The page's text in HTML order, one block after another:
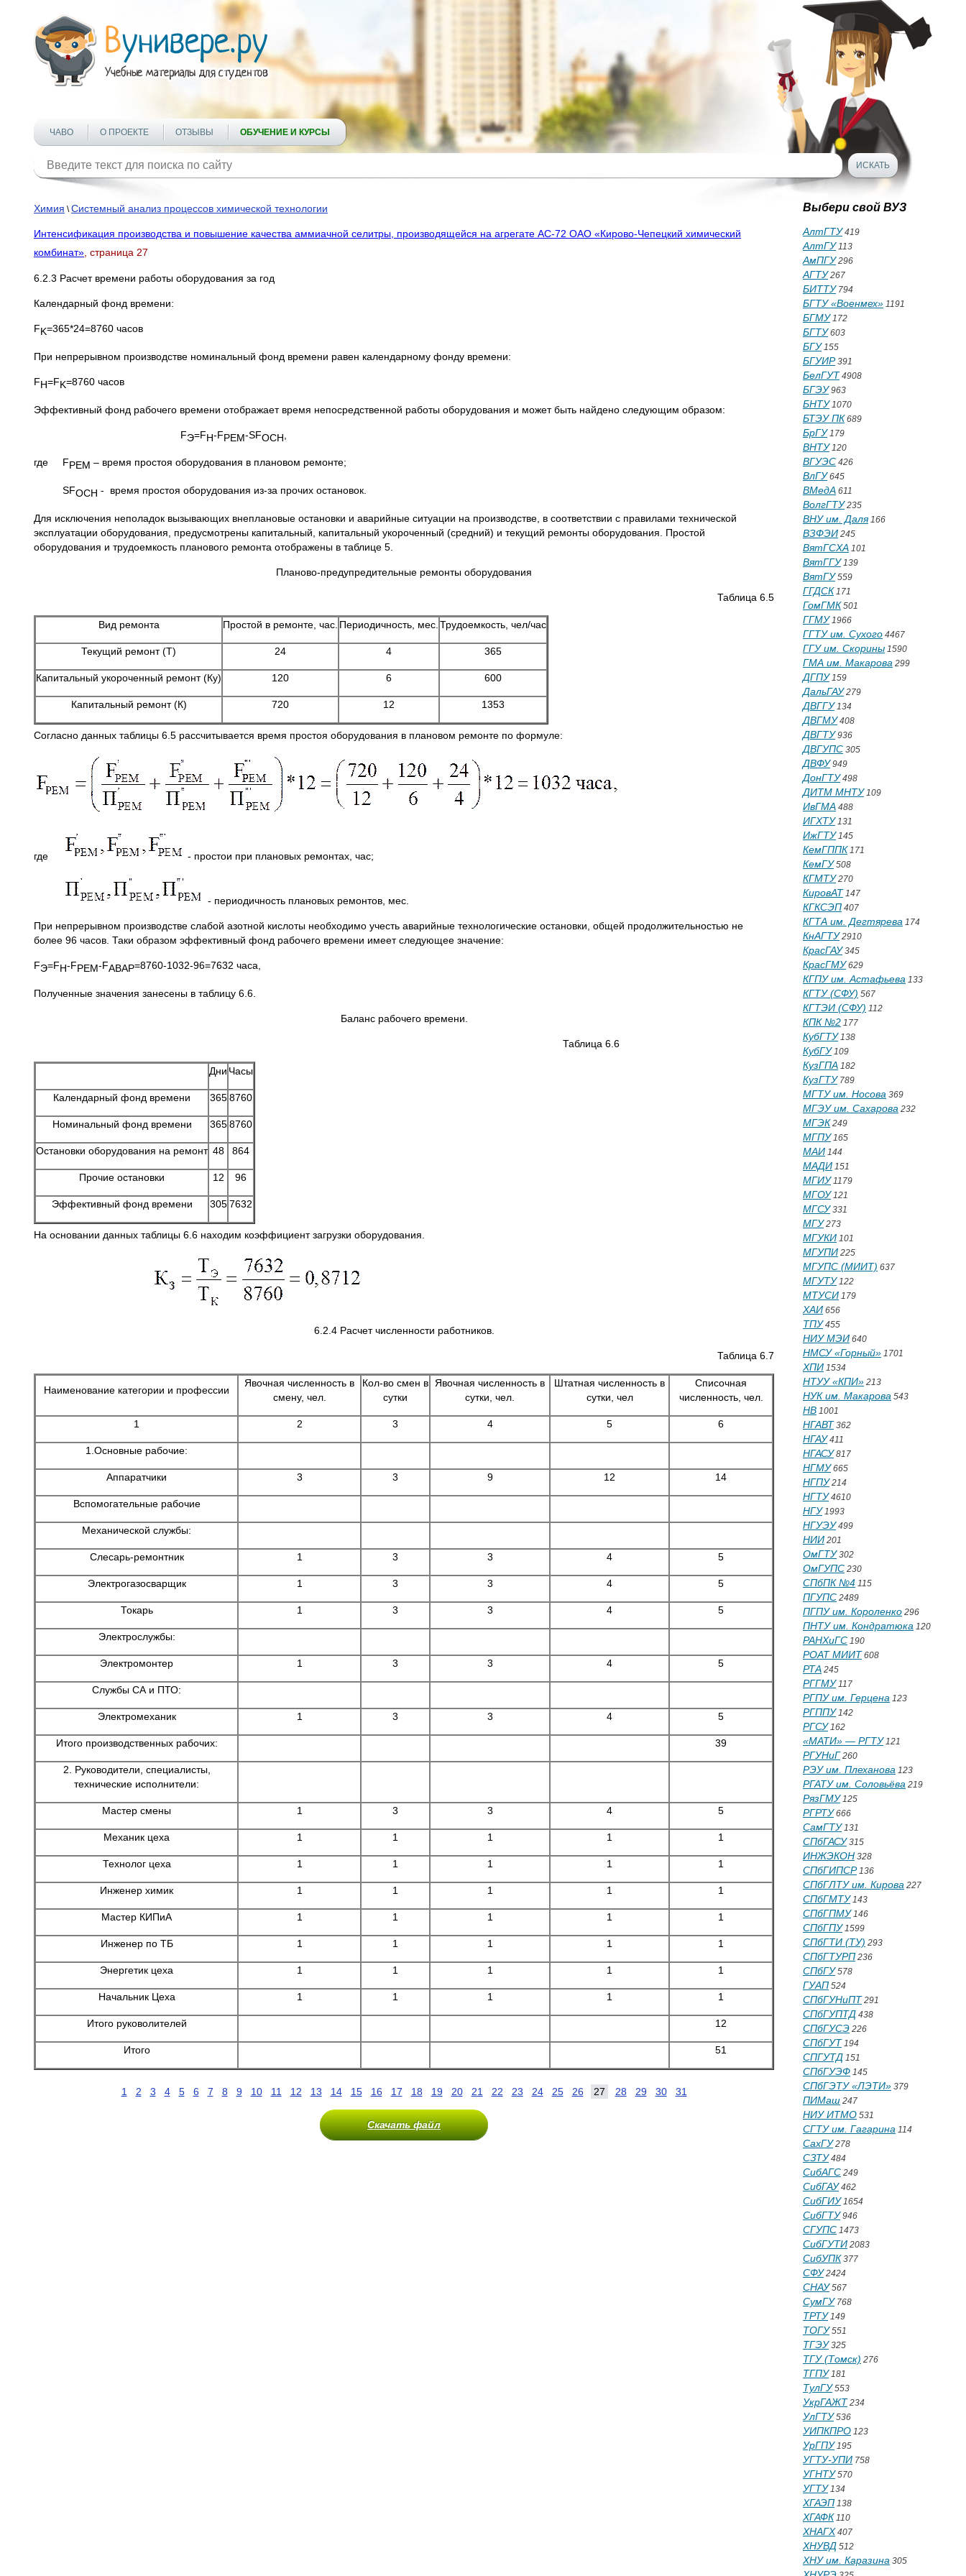
ЧАВО О ПРОЕКТЕ ОТЗЫВЫ ОБУЧЕНИЕ И КУРСЫ
Химия \Системный анализ процессов химической технологии
Интенсификация производства и повышение качества аммиачной селитры, производящейся на агрегате АС-72 ОАО «Кирово-Чепецкий химический
комбинат» , страница 27
6.2.3 Расчет времени работы оборудования за год
Календарный фонд времени:
FK=365*24=8760 часов
При непрерывном производстве номинальный фонд времени равен календарному фонду времени:
FН=FK=8760 часов
Эффективный фонд рабочего времени отображает время непосредственной работы оборудования и может быть найдено следующим образом:
FЭ=FН-FРЕМ-SFОСН
где FРЕМ – время простоя оборудования в плановом ремонте;
SFОСН - время простоя оборудования из-за прочих остановок.
Для исключения неполадок вызывающих внеплановые остановки и аварийные ситуации на производстве, в соответствии с правилами технической
эксплуатации оборудования, предусмотрены капитальный, капитальный укороченный (средний) и текущий ремонты оборудования. Простой
оборудования и трудоемкость планового ремонта отображены в таблице 5.
Планово-предупредительные ремонты оборудования
Таблица 6.5
Вид ремонта Простой в ремонте, час. Периодичность, мес. Трудоемкость, чел/час
Текущий ремонт (Т) 24 4 365
Капитальный укороченный ремонт (Ку) 120 6 600
Капитальный ремонт (К) 720 12 1353
Согласно данных таблицы 6.5 рассчитывается время простоя оборудования в плановом ремонте по формуле:
где - простои при плановых ремонтах, час;
- периодичность плановых ремонтов, мес.
При непрерывном производстве слабой азотной кислоты необходимо учесть аварийные технологические остановки, общей продолжительностью не
более 96 часов. Таки образом эффективный фонд рабочего времени имеет следующее значение:
FЭ=FН-FРЕМ-FАВАР=8760-1032-96=7632 часа,
Полученные значения занесены в таблицу 6.6.
Баланс рабочего времени.
Таблица 6.6
Дни Часы
Календарный фонд времени 365 8760
Номинальный фонд времени 365 8760
Остановки оборудования на ремонт 48 864
Прочие остановки 12 96
Эффективный фонд времени 305 7632
На основании данных таблицы 6.6 находим коэффициент загрузки оборудования.
6.2.4 Расчет численности работников.
Таблица 6.7
Наименование категории и профессии
Явочная численность в
смену, чел.
Кол-во смен в
сутки
Явочная численность в
сутки, чел.
Штатная численность в
сутки, чел
Списочная
численность, чел.
1 2 3 4 5 6
1.Основные рабочие:
Аппаратчики 3 3 9 12 14
Вспомогательные рабочие
Механической службы:
Слесарь-ремонтник 1 3 3 4 5
Электрогазосварщик 1 3 3 4 5
Токарь 1 3 3 4 5
Электрослужбы:
Электромонтер 1 3 3 4 5
Службы СА и ПТО:
Электромеханик 1 3 3 4 5
Итого производственных рабочих: 39
2. Руководители, специалисты,
технические исполнители:
Мастер смены 1 3 3 4 5
Механик цеха 1 1 1 1 1
Технолог цеха 1 1 1 1 1
Инженер химик 1 1 1 1 1
Мастер КИПиА 1 1 1 1 1
Инженер по ТБ 1 1 1 1 1
Энергетик цеха 1 1 1 1 1
Начальник Цеха 1 1 1 1 1
Итого руковолителей 12
Итого 51
1 2 3 4 5 6 7 8 9 10 11 12 13 14 15 16 17 18 19 20 21 22 23 24 25 26 27 28 29 30 31
Скачать файл
Выбери свой ВУЗ
АлтГТУ419
АлтГУ113
АмПГУ296
АГТУ267
БИТТУ794
БГТУ «Военмех» 1191
БГМУ172
БГТУ603
БГУ155
БГУИР391
БелГУТ 4908
БГЭУ963
БНТУ1070
БТЭУ ПК 689
БрГУ179
ВНТУ120
ВГУЭС 426
ВлГУ645
ВМедА 611
ВолгГТУ235
ВНУ им. Даля166
ВЗФЭИ 245
ВятГСХА 101
ВятГГУ139
ВятГУ559
ГГДСК 171
ГомГМК 501
ГГМУ1966
ГГТУ им. Сухого 4467
ГГУ им. Скорины 1590
ГМА им. Макарова 299
ДГПУ159
ДальГАУ279
ДВГГУ134
ДВГМУ408
ДВГТУ936
ДВГУПС 305
ДВФУ949
ДонГТУ498
ДИТМ МНТУ109
ИвГМА 488
ИГХТУ131
ИжГТУ145
КемГППК 171
КемГУ508
КГМТУ270
КировАТ 147
КГКСЭП 407
КГТА им. Дегтярева 174
КнАГТУ2910
КрасГАУ345
КрасГМУ629
КГПУ им. Астафьева 133
КГТУ (СФУ) 567
КГТЭИ (СФУ) 112
КПК №2 177
КубГТУ138
КубГУ109
КузГПА 182
КузГТУ789
МГТУ им. Носова 369
МГЭУ им. Сахарова 232
МГЭК 249
МГПУ165
МАИ 144
МАДИ 151
МГИУ1179
МГОУ121
МГСУ331
МГУ273
МГУКИ 101
МГУПИ 225
МГУПС (МИИТ) 637
МГУТУ122
МТУСИ 179
ХАИ 656
ТПУ455
НИУ МЭИ 640
НМСУ «Горный» 1701
ХПИ 1534
НТУУ «КПИ» 213
НУК им. Макарова 543
НВ 1001
НГАВТ 362
НГАУ411
НГАСУ817
НГМУ665
НГПУ214
НГТУ4610
НГУ1993
НГУЭУ499
НИИ 201
ОмГТУ302
ОмГУПС 230
СПбПК №4 115
ПГУПС 2489
ПГПУ им. Короленко 296
ПНТУ им. Кондратюка 120
РАНХиГС 190
РОАТ МИИТ 608
РТА 245
РГГМУ117
РГПУ им. Герцена 123
РГППУ142
РГСУ162
«МАТИ» — РГТУ121
РГУНиГ 260
РЭУ им. Плеханова 123
РГАТУ им. Соловьёва 219
РязГМУ125
РГРТУ666
СамГТУ131
СПбГАСУ315
ИНЖЭКОН 328
СПбГИПСР136
СПбГЛТУ им. Кирова 227
СПбГМТУ143
СПбГПМУ146
СПбГПУ1599
СПбГТИ (ТУ) 293
СПбГТУРП 236
СПбГУ578
ГУАП 524
СПбГУНиПТ 291
СПбГУПТД 438
СПбГУСЭ 226
СПбГУТ 194
СПГУТД 151
СПбГУЭФ 145
СПбГЭТУ «ЛЭТИ» 379
ПИМаш 247
НИУ ИТМО 531
СГТУ им. Гагарина 114
СахГУ278
СЗТУ484
СибАГС 249
СибГАУ462
СибГИУ1654
СибГТУ946
СГУПС 1473
СибГУТИ 2083
СибУПК 377
СФУ2424
СНАУ567
СумГУ768
ТРТУ149
ТОГУ551
ТГЭУ325
ТГУ (Томск) 276
ТГПУ181
ТулГУ553
УкрГАЖТ 234
УлГТУ536
УИПКПРО 123
УрГПУ195
УГТУ-УПИ 758
УГНТУ570
УГТУ134
ХГАЭП 138
ХГАФК 110
ХНАГХ 407
ХНУВД 512
ХНУ им. Каразина 305